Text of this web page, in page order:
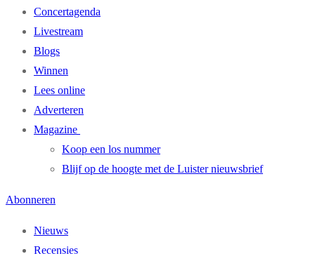
Concertagenda
Livestream
Blogs
Winnen
Lees online
Adverteren
Magazine
Koop een los nummer
Blijf op de hoogte met de Luister nieuwsbrief
Abonneren
Nieuws
Recensies